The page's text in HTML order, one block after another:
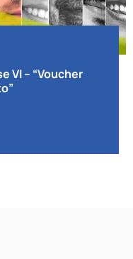
VI – “voucher